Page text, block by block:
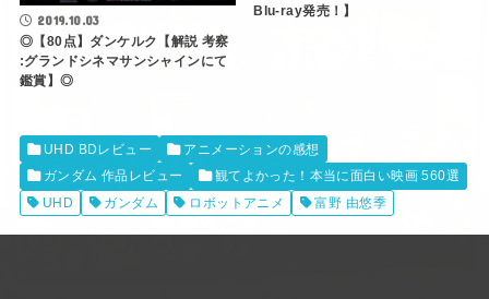
2019.10.03
◎【80点】ダンケルク【解説 考察
:グランドシネマサンシャインにて
鑑賞】◎
Blu-ray発売！】
UHD BDレビュー
アニメーションの感想
ガンダム 作品レビュー
観てよかった！本当に面白い映画 560選
UHD
ガンダム ロボットアニメ 富野 由悠季